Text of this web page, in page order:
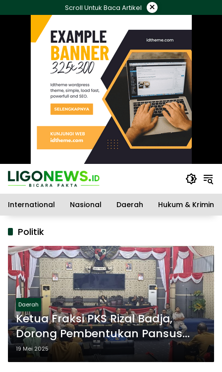
ke
Scroll Untuk Baca Artikel ×
International Nasional Daerah Hukum & Kriminal
Politik
Daerah
Ketua Fraksi PKS Rizal Badja,
Dorong Pembentukan Pansus
Pertanahan Kabupaten
Gorontalo
19 Mei 2025